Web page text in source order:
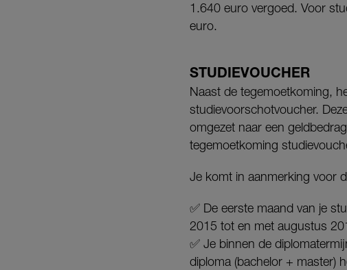
1.640 euro vergoed. Voor
euro.
STUDIEVOUCHER
Naast de tegemoetkoming,
studievoorschotvoucher.
omgezet naar een
tegemoetkoming
Je komt in aanmerking voor
✅ De eerste maand van je
2015 tot en met augustus
✅ Je binnen de
diploma (bachelor + master)